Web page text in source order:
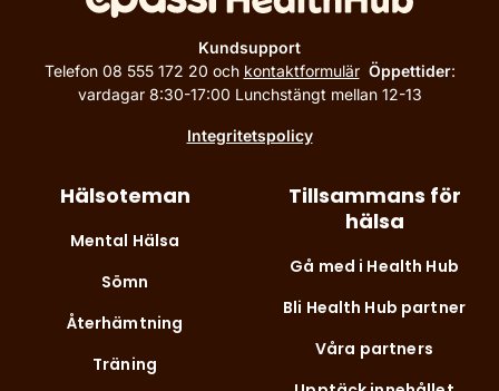
Kundsupport
Telefon 08 555 172 20 och kontaktformulär Öppettider:
vardagar 8:30-17:00 Lunchstängt mellan 12-13
Integritetspolicy
Hälsoteman
Mental Hälsa
Sömn
Återhämtning
Träning
Tillsammans för
hälsa
Gå med i Health Hub
Bli Health Hub partner
Våra partners